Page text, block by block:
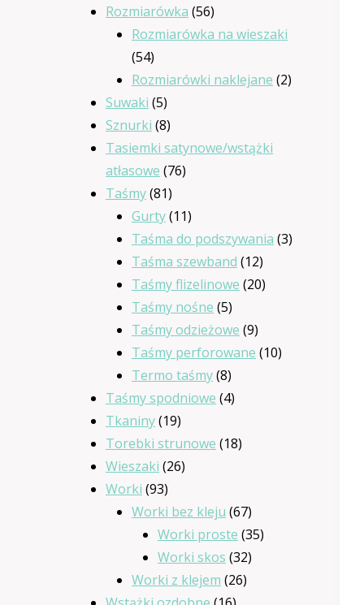
Rozmiarówka 5656
produktów
Rozmiarówka na wieszaki
5454
produkty
Rozmiarówki naklejane 22
Suwaki 55
produktów
Sznurki 88
produktów
Tasiemki satynowe/wstążki
atłasowe 7676
Taśmy 8181
produktów
Gurty 1111
produktów
Taśma do podszywania 33
Taśma szewband 1212
produktów
Taśmy flizelinowe 2020
Taśmy nośne 55
produktów
Taśmy odzieżowe 99
produktów
Taśmy perforowane 1010
Termo taśmy 88
produktów
Taśmy spodniowe 44
Tkaniny 1919
produktów
Torebki strunowe 1818
Wieszaki 2626
Worki 9393
produkty
Worki bez kleju 6767
produktów
Worki proste 3535
Worki skos 3232
Worki z klejem 2626